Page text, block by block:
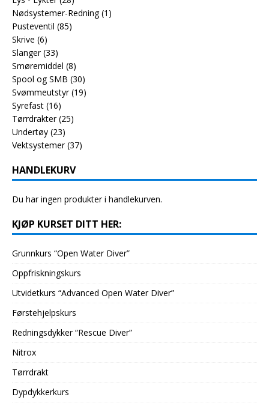
Nødsystemer-Redning (1)
Pusteventil (85)
Skrive (6)
Slanger (33)
Smøremiddel (8)
Spool og SMB (30)
Svømmeutstyr (19)
Syrefast (16)
Tørrdrakter (25)
Undertøy (23)
Vektsystemer (37)
HANDLEKURV
Du har ingen produkter i handlekurven.
KJØP KURSET DITT HER:
Grunnkurs “Open Water Diver”
Oppfriskningskurs
Utvidetkurs “Advanced Open Water Diver”
Førstehjelpskurs
Redningsdykker “Rescue Diver”
Nitrox
Tørrdrakt
Dypdykkerkurs